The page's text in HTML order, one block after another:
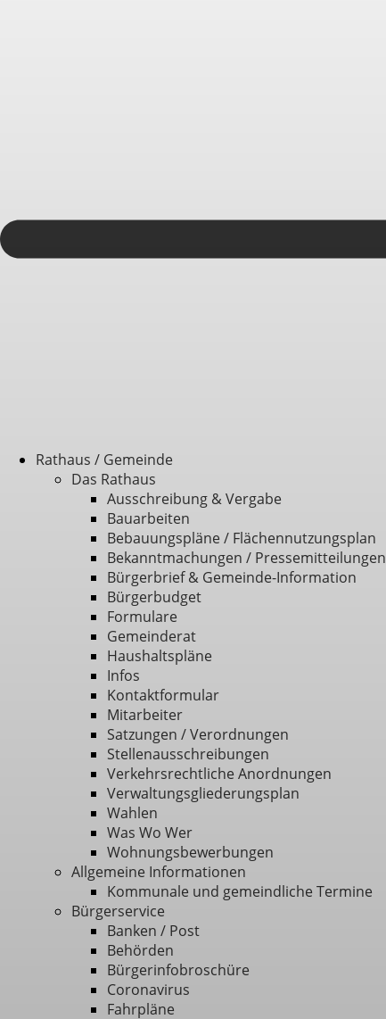
Rathaus / Gemeinde
Das Rathaus
Ausschreibung & Vergabe
Bauarbeiten
Bebauungspläne / Flächennutzungsplan
Bekanntmachungen / Pressemitteilungen
Bürgerbrief & Gemeinde-Information
Bürgerbudget
Formulare
Gemeinderat
Haushaltspläne
Infos
Kontaktformular
Mitarbeiter
Satzungen / Verordnungen
Stellenausschreibungen
Verkehrsrechtliche Anordnungen
Verwaltungsgliederungsplan
Wahlen
Was Wo Wer
Wohnungsbewerbungen
Allgemeine Informationen
Kommunale und gemeindliche Termine
Bürgerservice
Banken / Post
Behörden
Bürgerinfobroschüre
Coronavirus
Fahrpläne